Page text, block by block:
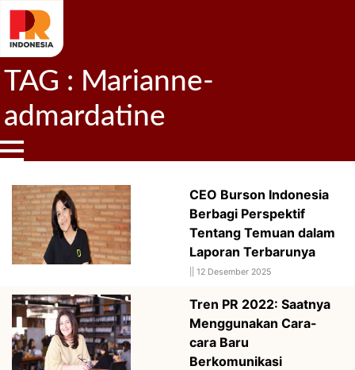
TAG : Marianne-
admardatine
CEO Burson Indonesia
Berbagi Perspektif
Tentang Temuan dalam
Laporan Terbarunya
12 Desember 2025
Tren PR 2022: Saatnya
Menggunakan Cara-
cara Baru
Berkomunikasi